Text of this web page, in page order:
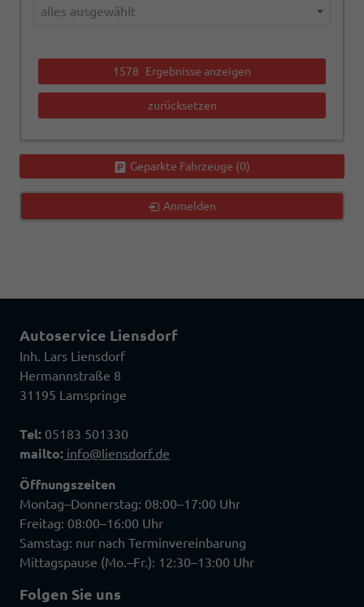
alles ausgewählt
1578 Ergebnisse anzeigen
zurücksetzen
Geparkte Fahrzeuge (0)
Anmelden
Autoservice Liensdorf
Inh. Lars Liensdorf
Hermannstraße 8
31195 Lamspringe
Tel: 05183 501330
mailto: info@liensdorf.de
Öffnungszeiten
Montag–Donnerstag: 08:00–17:00 Uhr
Freitag: 08:00–16:00 Uhr
Samstag: nur nach Terminvereinbarung
Mittagspause (Mo.–Fr.): 12:30–13:00 Uhr
Folgen Sie uns